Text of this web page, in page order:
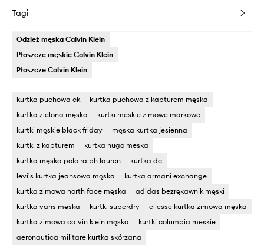
Tagi
Odzież męska Calvin Klein
Płaszcze męskie Calvin Klein
Płaszcze Calvin Klein
kurtka puchowa ck
kurtka puchowa z kapturem męska
kurtka zielona męska
kurtki meskie zimowe markowe
kurtki męskie black friday
męska kurtka jesienna
kurtki z kapturem
kurtka hugo meska
kurtka męska polo ralph lauren
kurtka dc
levi's kurtka jeansowa męska
kurtka armani exchange
kurtka zimowa north face męska
adidas bezrękawnik męski
kurtka vans męska
kurtki superdry
ellesse kurtka zimowa męska
kurtka zimowa calvin klein męska
kurtki columbia meskie
aeronautica militare kurtka skórzana